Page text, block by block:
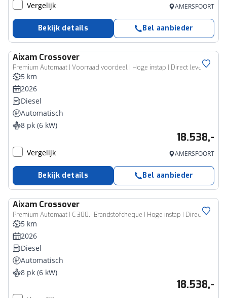
Vergelijk AMERSFOORT
Bekijk details Bel aanbieder
Aixam Crossover
Premium Automaat | Voorraad voordeel | Hoge instap | Direct leve
5 km
2026
Diesel
Automatisch
8 pk (6 kW)
18.538,-
Vergelijk AMERSFOORT
Bekijk details Bel aanbieder
Aixam Crossover
Premium Automaat | € 300,- Brandstofcheque | Hoge instap | Direc
5 km
2026
Diesel
Automatisch
8 pk (6 kW)
18.538,-